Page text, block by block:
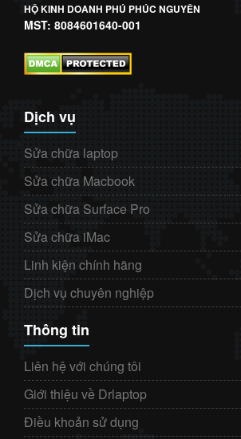
HỘ KINH DOANH PHÚ PHÚC NGUYÊN
MST: 8084601640-001
Dịch vụ
Sửa chữa laptop
Sửa chữa Macbook
Sửa chữa Surface Pro
Sửa chữa iMac
Linh kiện chính hãng
Dịch vụ chuyên nghiệp
Thông tin
Liên hệ với chúng tôi
Giới thiệu về Drlaptop
Điều khoản sử dụng